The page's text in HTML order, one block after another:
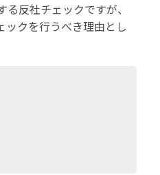
反社チェックですが、
ックを行うべき理由とし